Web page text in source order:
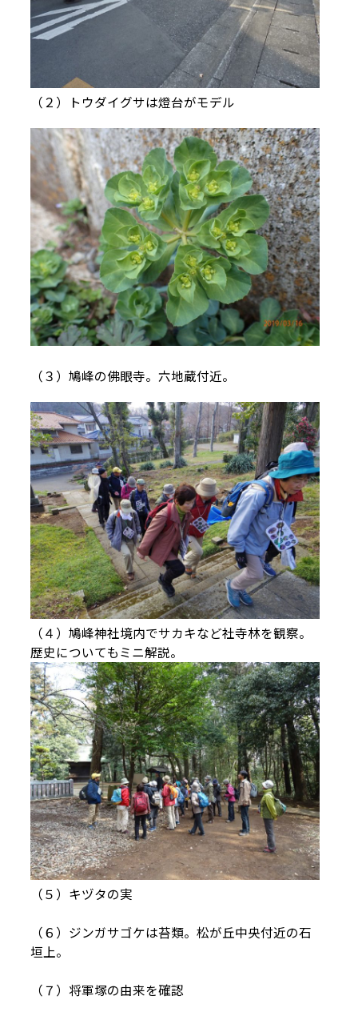
（２）トウダイグサは燈台がモデル
（３）鳩峰の佛眼寺。六地蔵付近。
（４）鳩峰神社境内でサカキなど社寺林を観察。
歴史についてもミニ解説。
（５）キヅタの実
（６）ジンガサゴケは苔類。松が丘中央付近の石
垣上。
（７）将軍塚の由来を確認